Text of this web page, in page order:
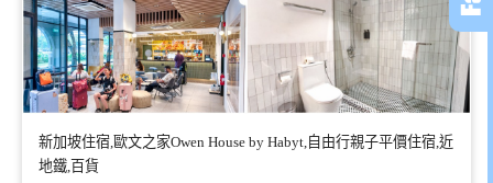
新加坡住宿,歐文之家Owen House by Habyt,自由行親子平價住宿,近
地鐵,百貨